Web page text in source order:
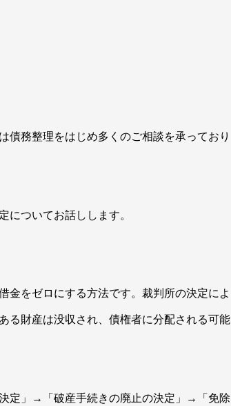
債務整理をはじめ多くのご相談を承っており
ついてお話しします。
金をゼロにする方法です。裁判所の決定によ
る財産は没収され、債権者に分配される可能
定」→「破産手続きの廃止の決定」→「免除